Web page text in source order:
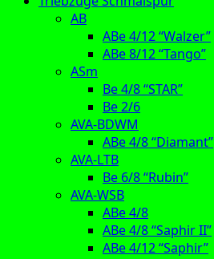
AB
ABe 4/12 “Walzer”
ABe 8/12 “Tango”
ASm
Be 4/8 “STAR”
Be 2/6
AVA-BDWM
ABe 4/8 “Diamant”
AVA-LTB
Be 6/8 “Rubin”
AVA-WSB
ABe 4/8
ABe 4/8 “Saphir II”
ABe 4/12 “Saphir”